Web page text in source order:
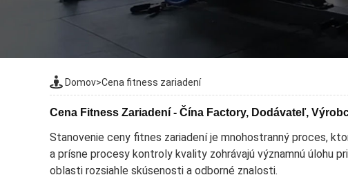
Domov>Cena fitness zariadení
Cena Fitness Zariadení - Čína Factory, Dodávateľ,
Stanovenie ceny fitnes zariadení je mnohostranný proces,
a prísne procesy kontroly kvality zohrávajú významnú úlohu
oblasti rozsiahle skúsenosti a odborné znalosti.